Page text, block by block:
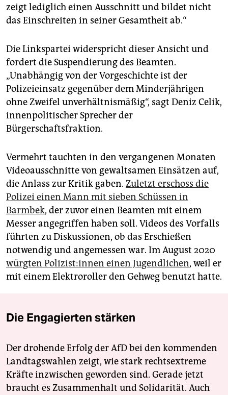
zeigt lediglich einen Ausschnitt und bildet nicht
das Einschreiten in seiner Gesamtheit ab.“
Die Linkspartei widerspricht dieser Ansicht und
fordert die Suspendierung des Beamten.
„Unabhängig von der Vorgeschichte ist der
Polizeieinsatz gegenüber dem Minderjährigen
ohne Zweifel unverhältnismäßig“, sagt Deniz Celik,
innenpolitischer Sprecher der
Bürgerschaftsfraktion.
Vermehrt tauchten in den vergangenen Monaten
Videoausschnitte von gewaltsamen Einsätzen auf,
die Anlass zur Kritik gaben. Zuletzt erschoss die
Polizei einen Mann mit sieben Schüssen in
Barmbek, der zuvor einen Beamten mit einem
Messer angegriffen haben soll. Videos des Vorfalls
führten zu Diskussionen, ob das Erschießen
notwendig und angemessen war. Im August 2020
würgten Po­li­zis­t:in­nen einen Jugendlichen, weil er
mit einem Elektroroller den Gehweg benutzt hatte.
Die Engagierten stärken
Der drohende Erfolg der AfD bei den kommenden
Landtagswahlen zeigt, wie stark rechtsextreme
Kräfte inzwischen geworden sind. Gerade jetzt
braucht es Zusammenhalt und Solidarität. Auch